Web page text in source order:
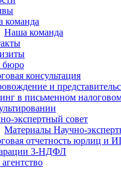
команда
Наша команда
бюро
консультация
и
в письменном
экспертный совет
Материалы Научно-
отчетность юрлиц и
3-НДФЛ